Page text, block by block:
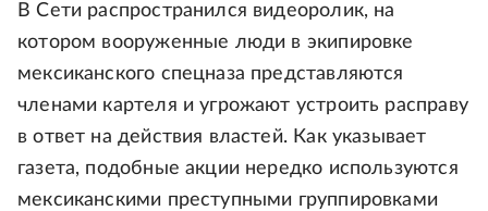
В Сети распространился видеоролик, на
котором вооруженные люди в экипировке
мексиканского спецназа представляются
членами картеля и угрожают устроить расправу
в ответ на действия властей. Как указывает
газета, подобные акции нередко используются
мексиканскими преступными группировками